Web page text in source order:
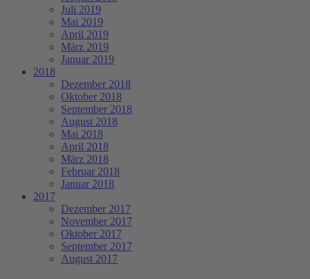
Juli 2019
Mai 2019
April 2019
März 2019
Januar 2019
2018
Dezember 2018
Oktober 2018
September 2018
August 2018
Mai 2018
April 2018
März 2018
Februar 2018
Januar 2018
2017
Dezember 2017
November 2017
Oktober 2017
September 2017
August 2017